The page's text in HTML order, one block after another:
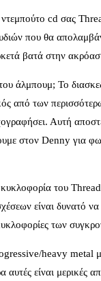
ντεμπούτο cd σας
που θα
βατά στην
άλμπουμ; Το
από των
Αυτή
στον Denny για
του
είναι δυνατό
των
heavy metal
αυτές είναι